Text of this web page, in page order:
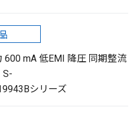
600 mA 低EMI 降圧 同期整流
S-
シリーズ